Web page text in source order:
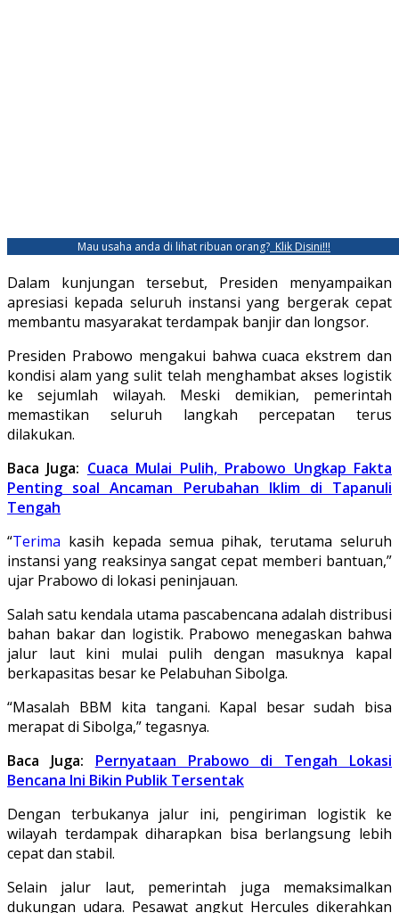
Mau usaha anda di lihat ribuan orang? Klik Disini!!!
Dalam kunjungan tersebut, Presiden menyampaikan
apresiasi kepada seluruh instansi yang bergerak cepat
membantu masyarakat terdampak banjir dan longsor.
Presiden Prabowo mengakui bahwa cuaca ekstrem dan
kondisi alam yang sulit telah menghambat akses logistik
ke sejumlah wilayah. Meski demikian, pemerintah
memastikan seluruh langkah percepatan terus
dilakukan.
Baca Juga: Cuaca Mulai Pulih, Prabowo Ungkap Fakta
Penting soal Ancaman Perubahan Iklim di Tapanuli
Tengah
“Terima kasih kepada semua pihak, terutama seluruh
instansi yang reaksinya sangat cepat memberi bantuan,”
ujar Prabowo di lokasi peninjauan.
Salah satu kendala utama pascabencana adalah distribusi
bahan bakar dan logistik. Prabowo menegaskan bahwa
jalur laut kini mulai pulih dengan masuknya kapal
berkapasitas besar ke Pelabuhan Sibolga.
“Masalah BBM kita tangani. Kapal besar sudah bisa
merapat di Sibolga,” tegasnya.
Baca Juga: Pernyataan Prabowo di Tengah Lokasi
Bencana Ini Bikin Publik Tersentak
Dengan terbukanya jalur ini, pengiriman logistik ke
wilayah terdampak diharapkan bisa berlangsung lebih
cepat dan stabil.
Selain jalur laut, pemerintah juga memaksimalkan
dukungan udara. Pesawat angkut Hercules dikerahkan